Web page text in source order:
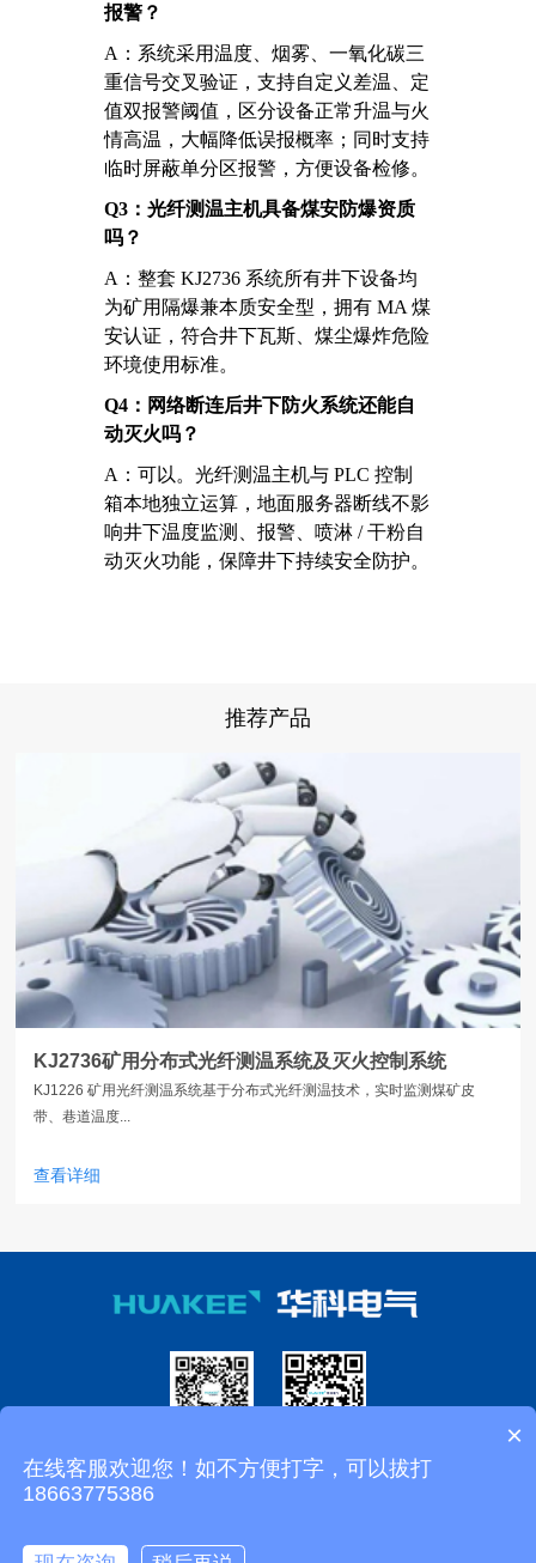
报警？
A：系统采用温度、烟雾、一氧化碳三
重信号交叉验证，支持自定义差温、定
值双报警阈值，区分设备正常升温与火
情高温，大幅降低误报概率；同时支持
临时屏蔽单分区报警，方便设备检修。
Q3：光纤测温主机具备煤安防爆资质
吗？
A：整套 KJ2736 系统所有井下设备均
为矿用隔爆兼本质安全型，拥有 MA 煤
安认证，符合井下瓦斯、煤尘爆炸危险
环境使用标准。
Q4：网络断连后井下防火系统还能自
动灭火吗？
A：可以。光纤测温主机与 PLC 控制
箱本地独立运算，地面服务器断线不影
响井下温度监测、报警、喷淋 / 干粉自
动灭火功能，保障井下持续安全防护。
推荐产品
KJ2736矿用分布式光纤测温系统及灭火控制系统
KJ1226 矿用光纤测温系统基于分布式光纤测温技术，实时监测煤矿皮
带、巷道温度...
查看详细
微信公众号 移动端
系统 矿用皮带集控系统
×
在线客服欢迎您！如不方便打字，可以拔打
18663775386